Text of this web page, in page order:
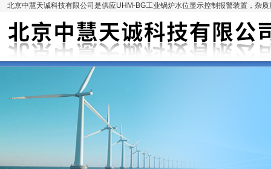
北京中慧天诚科技有限公司是供应UHM-BG工业锅炉水位显示控制报警装置，杂